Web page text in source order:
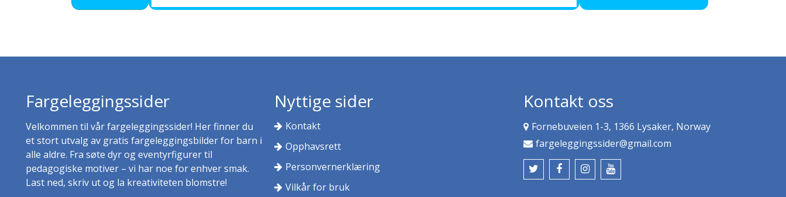
Fargeleggingssider
Velkommen til vår fargeleggingssider! Her finner du
et stort utvalg av gratis fargeleggingsbilder for barn i
alle aldre. Fra søte dyr og eventyrfigurer til
pedagogiske motiver – vi har noe for enhver smak.
Last ned, skriv ut og la kreativiteten blomstre!
Nyttige sider
Kontakt
Opphavsrett
Personvernerklæring
Vilkår for bruk
Kontakt oss
Fornebuveien 1-3, 1366 Lysaker, Norway
fargeleggingssider@gmail.com